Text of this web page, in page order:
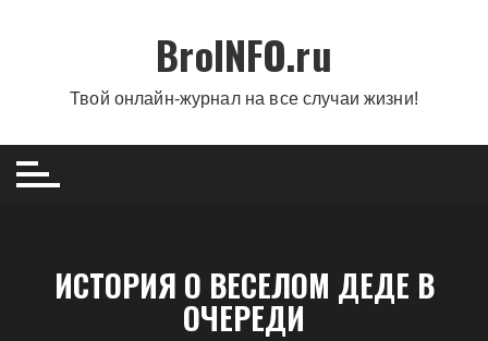
BroINFO.ru
Твой онлайн-журнал на все случаи жизни!
ИСТОРИЯ О ВЕСЕЛОМ ДЕДЕ В
ОЧЕРЕДИ